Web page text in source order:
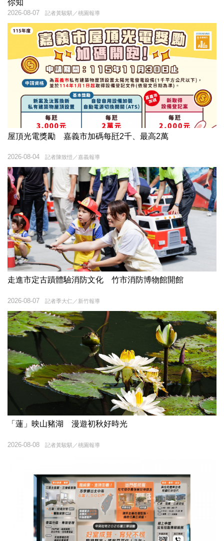
你知
記者黃駿騏／桃園報導
2026-08-07
屋頂光電獎勵 嘉義市加碼每瓩2千、最高2萬
記者陳致愷／嘉義報導
2026-08-04
走進市定古蹟體驗消防文化 竹市消防博物館開館
記者季大仁／新竹報導
2026-08-07
「蓮」映山豬湖 漫遊初秋好時光
記者黃駿騏／桃園報導
2026-08-08